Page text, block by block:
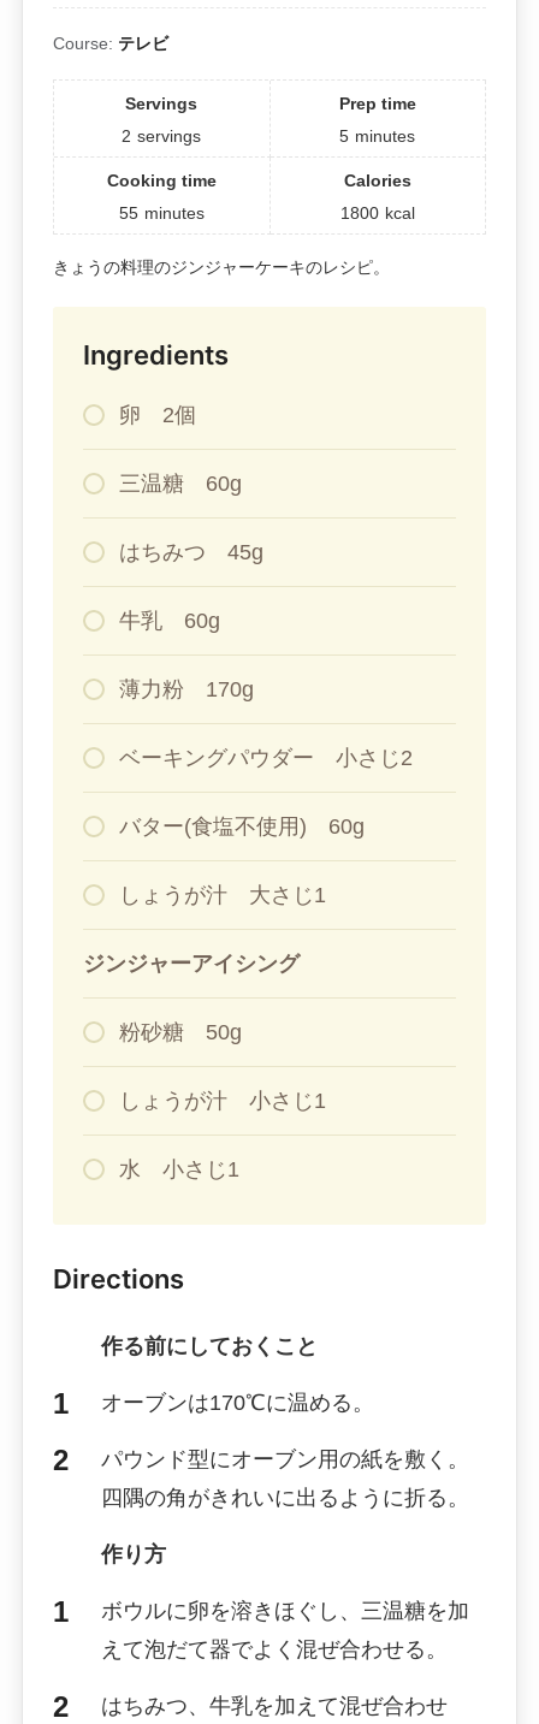
Course: テレビ
Servings
2 servings
Prep time
5 minutes
Cooking time
55 minutes
Calories
1800 kcal
きょうの料理のジンジャーケーキのレシピ。
Ingredients
卵 2個
三温糖 60g
はちみつ 45g
牛乳 60g
薄力粉 170g
ベーキングパウダー 小さじ2
バター(食塩不使用) 60g
しょうが汁 大さじ1
ジンジャーアイシング
粉砂糖 50g
しょうが汁 小さじ1
水 小さじ1
Directions
作る前にしておくこと
オーブンは170℃に温める。
パウンド型にオーブン用の紙を敷く。
四隅の角がきれいに出るように折る。
作り方
ボウルに卵を溶きほぐし、三温糖を加
えて泡だて器でよく混ぜ合わせる。
はちみつ、牛乳を加えて混ぜ合わせ